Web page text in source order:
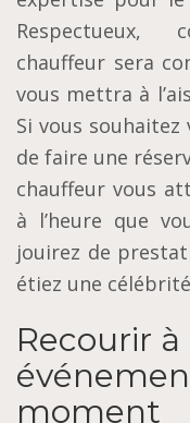
Respectueux,
chauffeur sera
vous mettra à
Si vous
de faire une
chauffeur vous
à l’heure que
jouirez de
étiez une
Recourir
moment